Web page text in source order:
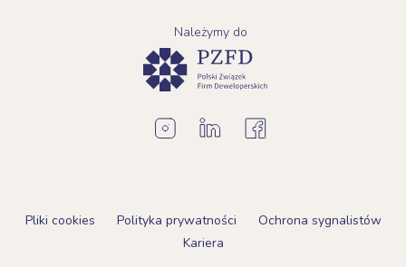
Należymy do
Pliki cookies Polityka prywatności
Ochrona sygnalistów
Kariera